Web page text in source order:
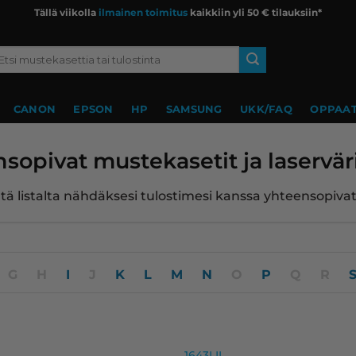
Tällä viikolla ilmainen toimitus kaikkiin yli 50 € tilauksiin*
CANON EPSON HP SAMSUNG UKK/FAQ
mustekasetit ja
listalta nähdäksesi tulostimesi kanssa
I K L M N P S
– tarvike, premium musteet